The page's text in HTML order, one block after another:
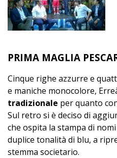
PRIMA MAGLIA
Cinque righe azzurre e
e maniche monocolore,
tradizionale per quanto
Sul retro si è deciso di
che ospita la stampa di
duplice tonalità di blu, a
stemma societario.